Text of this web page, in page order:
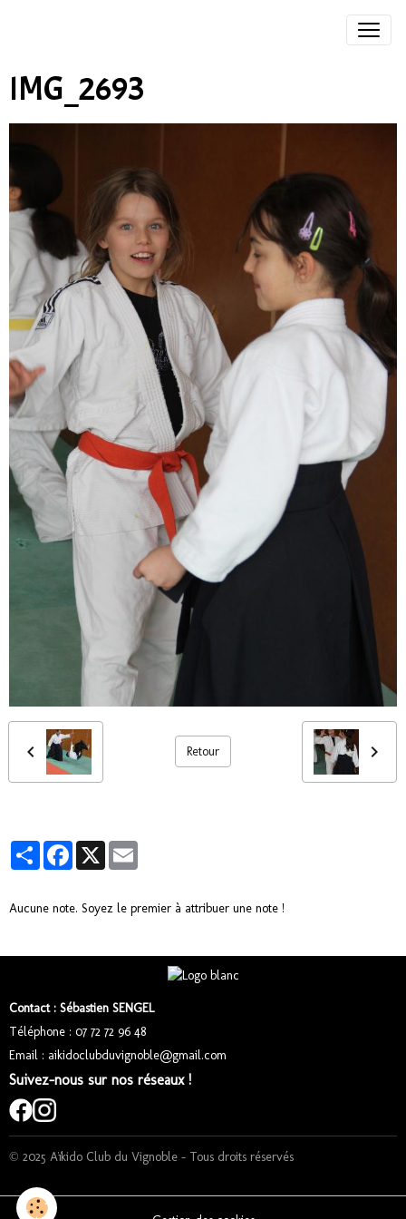
IMG_2693
Retour
PartagerFacebook
X
Aucune note. Soyez le premier à attribuer une note !
Contact : Sébastien SENGEL
Téléphone : 07 72 72 96 48
Email : aikidoclubduvignoble@gmail.com
Suivez-nous sur nos réseaux !
© 2025 Aïkido Club du Vignoble – Tous droits réservés